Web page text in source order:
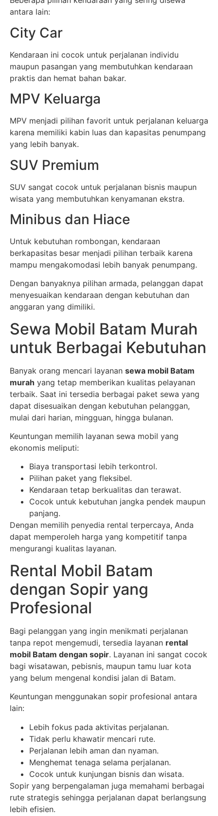
antara lain:
City Car
Kendaraan ini cocok untuk perjalanan individu
maupun pasangan yang membutuhkan kendaraan
praktis dan hemat bahan bakar.
MPV Keluarga
MPV menjadi pilihan favorit untuk perjalanan keluarga
karena memiliki kabin luas dan kapasitas penumpang
yang lebih banyak.
SUV Premium
SUV sangat cocok untuk perjalanan bisnis maupun
wisata yang membutuhkan kenyamanan ekstra.
Minibus dan Hiace
Untuk kebutuhan rombongan, kendaraan
berkapasitas besar menjadi pilihan terbaik karena
mampu mengakomodasi lebih banyak penumpang.
Dengan banyaknya pilihan armada, pelanggan dapat
menyesuaikan kendaraan dengan kebutuhan dan
anggaran yang dimiliki.
Sewa Mobil Batam Murah
untuk Berbagai Kebutuhan
Banyak orang mencari layanan sewa mobil Batam
murah yang tetap memberikan kualitas pelayanan
terbaik. Saat ini tersedia berbagai paket sewa yang
dapat disesuaikan dengan kebutuhan pelanggan,
mulai dari harian, mingguan, hingga bulanan.
Keuntungan memilih layanan sewa mobil yang
ekonomis meliputi:
Biaya transportasi lebih terkontrol.
Pilihan paket yang fleksibel.
Kendaraan tetap berkualitas dan terawat.
Cocok untuk kebutuhan jangka pendek maupun
panjang.
Dengan memilih penyedia rental terpercaya, Anda
dapat memperoleh harga yang kompetitif tanpa
mengurangi kualitas layanan.
Rental Mobil Batam
dengan Sopir yang
Profesional
Bagi pelanggan yang ingin menikmati perjalanan
tanpa repot mengemudi, tersedia layanan rental
mobil Batam dengan sopir. Layanan ini sangat cocok
bagi wisatawan, pebisnis, maupun tamu luar kota
yang belum mengenal kondisi jalan di Batam.
Keuntungan menggunakan sopir profesional antara
lain:
Lebih fokus pada aktivitas perjalanan.
Tidak perlu khawatir mencari rute.
Perjalanan lebih aman dan nyaman.
Menghemat tenaga selama perjalanan.
Cocok untuk kunjungan bisnis dan wisata.
Sopir yang berpengalaman juga memahami berbagai
rute strategis sehingga perjalanan dapat berlangsung
lebih efisien.